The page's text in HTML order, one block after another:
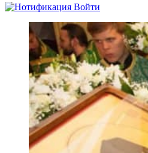
Войти